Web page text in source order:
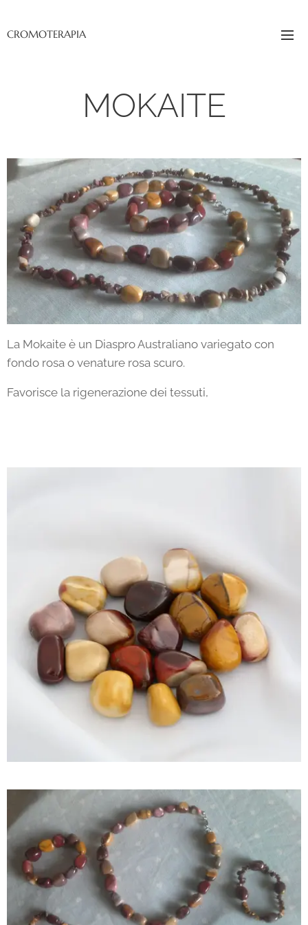
CROMOTERAPIA
MOKAITE
La Mokaite è un Diaspro Australiano variegato con
fondo rosa o venature rosa scuro.
Favorisce la rigenerazione dei tessuti,